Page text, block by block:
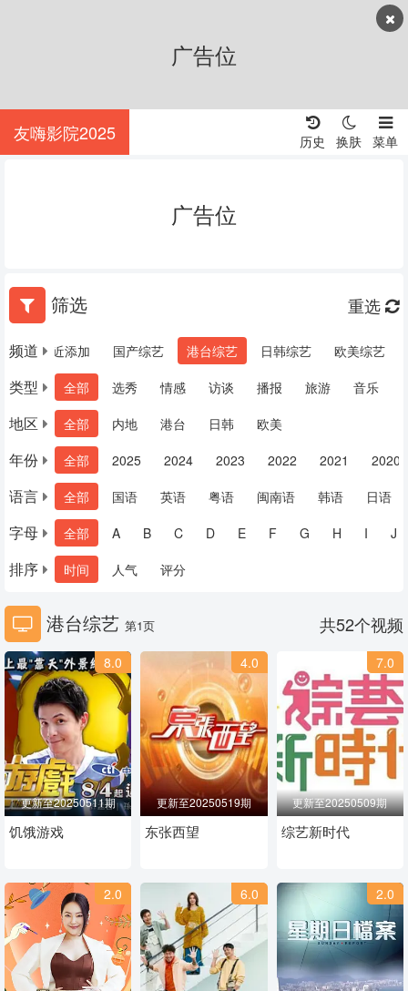
广告位
友嗨影院2025 菜单
换肤
历史
广告位
筛选 重选
频道
荐 最近添加 国产综艺 港台综艺 日韩综艺 欧美综艺
类型 全部 选秀 情感 访谈 播报 旅游 音乐
地区 全部 内地 港台 日韩 欧美
年份 全部 2025 2024 2023 2022 2021 2020
语言 全部 国语 英语 粤语 闽南语 韩语 日语
字母 全部 A B C D E F G H I J
排序 时间 人气 评分
港台综艺 第1页 共52个视频
8.0
更新至20250511期
饥饿游戏
4.0
更新至20250519期
东张西望
7.0
更新至20250509期
综艺新时代
2.0 6.0 2.0